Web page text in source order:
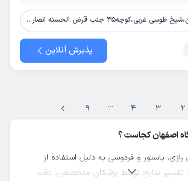
اصفهان، پروین،شیخ طوسی غربی،کوچه35 جنب قرض الحسنه انصار المهدی
پذیرش آنلاین
2
3
4
...
9
اصفهان کجاست ؟
پاستور و فردوسی به دلیل استفاده از
و تفسیر نتایج توسط پزشکان متخصص، دقت